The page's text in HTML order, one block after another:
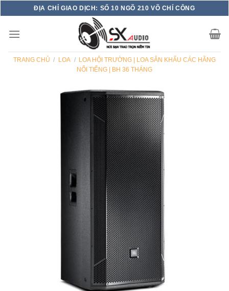
to
content
ĐỊA CHỈ GIAO DỊCH: SỐ 10 NGÕ 210 VÕ CHÍ CÔNG
TRANG CHỦ / LOA /
LOA HỘI TRƯỜNG | LOA SÂN KHẤU CÁC HÃNG
NỔI TIẾNG | BH 36 THÁNG